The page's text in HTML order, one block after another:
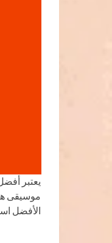
يعتبر
موسيقى
الأفضل